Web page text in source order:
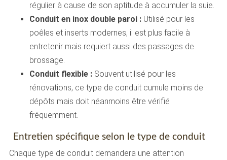
régulier à cause de son aptitude à accumuler la suie.
Conduit en inox double paroi :Utilisé pour les
poêles et inserts modernes, il est plus facile à
entretenir mais requiert aussi des passages de
brossage.
Conduit flexible :Souvent utilisé pour les
rénovations, ce type de conduit cumule moins de
dépôts mais doit néanmoins être vérifié
fréquemment.
Entretien spécifique selon le type de conduit
Chaque type de conduit demandera une attention